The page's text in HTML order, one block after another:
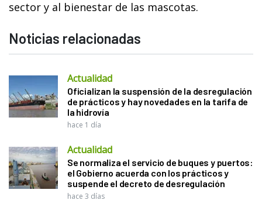
sector y al bienestar de las mascotas.
Noticias relacionadas
Actualidad
Oficializan la suspensión de la desregulación
de prácticos y hay novedades en la tarifa de
la hidrovía
hace 1 día
Actualidad
Se normaliza el servicio de buques y puertos:
el Gobierno acuerda con los prácticos y
suspende el decreto de desregulación
hace 3 días